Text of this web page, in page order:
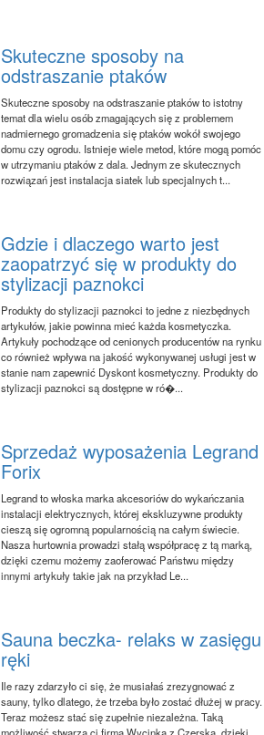
Skuteczne sposoby na
odstraszanie ptaków
Skuteczne sposoby na odstraszanie ptaków to istotny
temat dla wielu osób zmagających się z problemem
nadmiernego gromadzenia się ptaków wokół swojego
domu czy ogrodu. Istnieje wiele metod, które mogą pomóc
w utrzymaniu ptaków z dala. Jednym ze skutecznych
rozwiązań jest instalacja siatek lub specjalnych t...
Gdzie i dlaczego warto jest
zaopatrzyć się w produkty do
stylizacji paznokci
Produkty do stylizacji paznokci to jedne z niezbędnych
artykułów, jakie powinna mieć każda kosmetyczka.
Artykuły pochodzące od cenionych producentów na rynku
co również wpływa na jakość wykonywanej usługi jest w
stanie nam zapewnić Dyskont kosmetyczny. Produkty do
stylizacji paznokci są dostępne w ró�...
Sprzedaż wyposażenia Legrand
Forix
Legrand to włoska marka akcesoriów do wykańczania
instalacji elektrycznych, której ekskluzywne produkty
cieszą się ogromną popularnością na całym świecie.
Nasza hurtownia prowadzi stałą współpracę z tą marką,
dzięki czemu możemy zaoferować Państwu między
innymi artykuły takie jak na przykład Le...
Sauna beczka- relaks w zasięgu
ręki
Ile razy zdarzyło ci się, że musiałaś zrezygnować z
sauny, tylko dlatego, że trzeba było zostać dłużej w pracy.
Teraz możesz stać się zupełnie niezależna. Taką
możliwość stwarza ci firma Wycinka z Czerska, dzięki